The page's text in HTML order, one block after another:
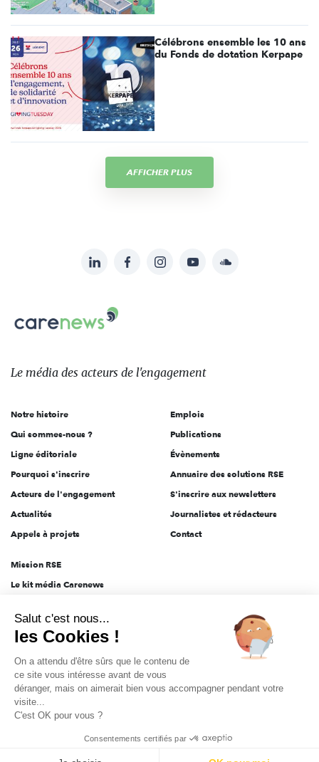
Célébrons ensemble les 10 ans
du Fonds de dotation Kerpape
AFFICHER PLUS
sur:
LinkedInFacebookInstagramYouTubeSoundcloud
Le
des
l'engagement
Le média des acteurs de l'engagement
Notre histoire
Qui sommes-nous ?
Ligne éditoriale
Pourquoi s'inscrire
Acteurs de l'engagement
Actualités
Appels à projets
Emplois
Publications
Évènements
Annuaire des solutions RSE
S'inscrire aux newsletters
Journalistes et rédacteurs
Contact
Mission RSE
Le kit média Carenews
AEF info
Novethic
PRODURABLE
Inclusiv Day
Données personnelles Mentions légales 2025-2026 Tout droits réservés
Salut c'est nous...
les Cookies !
On a attendu d'être sûrs que le contenu de
ce site vous intéresse avant de vous
déranger, mais on aimerait bien vous accompagner pendant votre
visite...
C'est OK pour vous ?
Consentements certifiés par